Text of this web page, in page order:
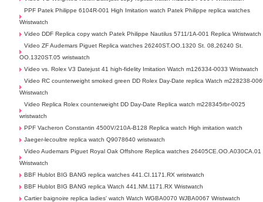
PPF Patek Philippe 6104R-001 High Imitation watch Patek Philippe replica watches
Wristwatch
Video DDF Replica copy watch Patek Philippe Nautilus 5711/1A-001 Replica Wristwatch
Video ZF Audemars Piguet Replica watches 26240ST.OO.1320 St. 08,26240 St.
OO.1320ST.05 wristwatch
Video vs. Rolex V3 Datejust 41 high-fidelity Imitation Watch m126334-0033 Wristwatch
Video RC counterweight smoked green DD Rolex Day-Date replica Watch m228238-
Wristwatch
Video Replica Rolex counterweight DD Day-Date Replica watch m228345rbr-0025
wristwatch
PPF Vacheron Constantin 4500V/210A-B128 Replica watch High imitation watch
Jaeger-lecoultre replica watch Q9078640 wristwatch
Video Audemars Piguet Royal Oak Offshore Replica watches 26405CE.OO.A030CA.01
Wristwatch
BBF Hublot BIG BANG replica watches 441.CI.1171.RX wristwatch
BBF Hublot BIG BANG replica Watch 441.NM.1171.RX Wristwatch
Cartier baignoire replica ladies' watch Watch WGBA0070 WJBA0067 Wristwatch